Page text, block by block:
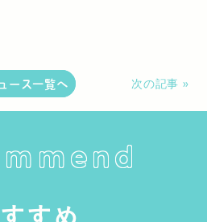
ース一覧へ 次の記事 »